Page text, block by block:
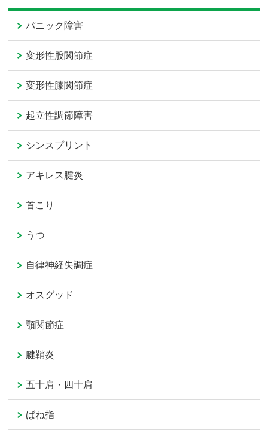
パニック障害
変形性股関節症
変形性膝関節症
起立性調節障害
シンスプリント
アキレス腱炎
首こり
うつ
自律神経失調症
オスグッド
顎関節症
腱鞘炎
五十肩・四十肩
ばね指